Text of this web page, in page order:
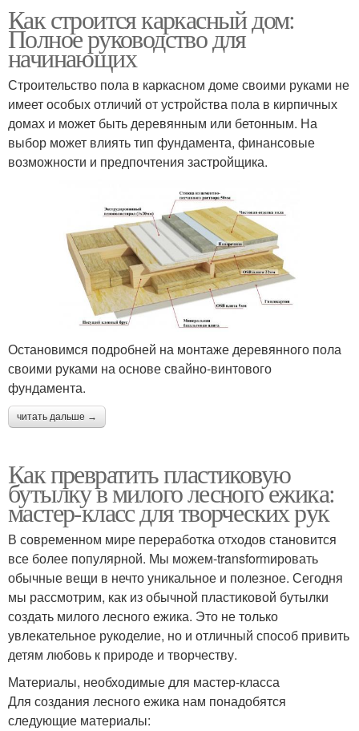
Как строится каркасный дом:
Полное руководство для
начинающих
Строительство пола в каркасном доме своими руками не
имеет особых отличий от устройства пола в кирпичных
домах и может быть деревянным или бетонным. На
выбор может влиять тип фундамента, финансовые
возможности и предпочтения застройщика.
Остановимся подробней на монтаже деревянного пола
своими руками на основе свайно-винтового
фундамента.
читать дальше →
Как превратить пластиковую
бутылку в милого лесного ежика:
мастер-класс для творческих рук
В современном мире переработка отходов становится
все более популярной. Мы можем-transformировать
обычные вещи в нечто уникальное и полезное. Сегодня
мы рассмотрим, как из обычной пластиковой бутылки
создать милого лесного ежика. Это не только
увлекательное рукоделие, но и отличный способ привить
детям любовь к природе и творчеству.
Материалы, необходимые для мастер-класса
Для создания лесного ежика нам понадобятся
следующие материалы: